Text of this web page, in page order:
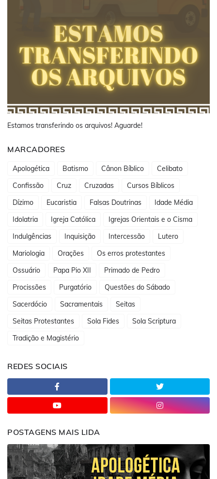
Estamos transferindo os arquivos! Aguarde!
MARCADORES
Apologética Batismo Cânon Bíblico
Celibato
Confissão
Cruz Cruzadas
Cursos Bíblicos
Dízimo
Eucaristia Falsas Doutrinas
Idade Média
Idolatria
Igreja Católica
Igrejas Orientais e o Cisma
Indulgências
Inquisição Intercessão
Lutero
Mariologia
Orações
Os erros protestantes
Ossuário
Papa Pio XII
Primado de Pedro
Procissões
Purgatório
Questões do Sábado
Sacerdócio
Sacramentais
Seitas
Seitas Protestantes
Sola Fides
Sola Scriptura
Tradição e Magistério
REDES SOCIAIS
POSTAGENS MAIS LIDA